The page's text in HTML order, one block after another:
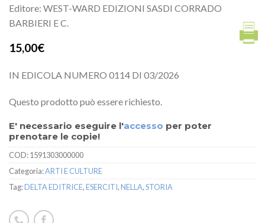
Editore: WEST-WARD EDIZIONI SASDI CORRADO
BARBIERI E C.
15,00€
IN EDICOLA NUMERO 0114 DI 03/2026
Questo prodotto può essere richiesto.
E' necessario eseguire l'accesso per poter
prenotare le copie!
COD:1591303000000
Categoria:ARTI E CULTURE
Tag:DELTA EDITRICE,ESERCITI,NELLA,STORIA